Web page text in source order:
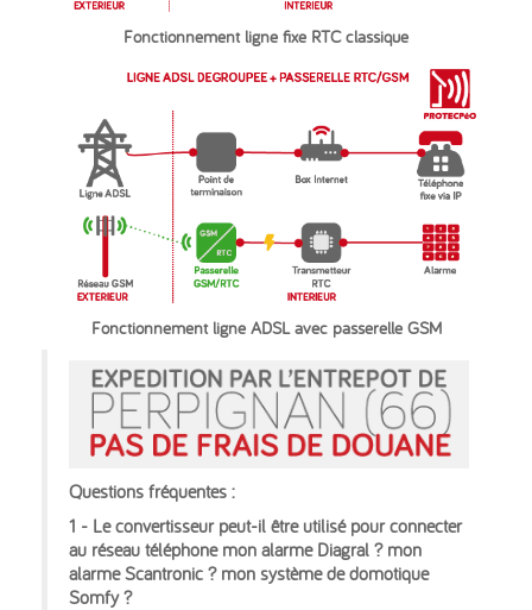
Fonctionnement ligne fixe RTC classique
Fonctionnement ligne ADSL avec passerelle GSM
Questions fréquentes :
1 - Le convertisseur peut-il être utilisé pour connecter
au réseau téléphone mon alarme Diagral ? mon
alarme Scantronic ? mon système de domotique
Somfy ?